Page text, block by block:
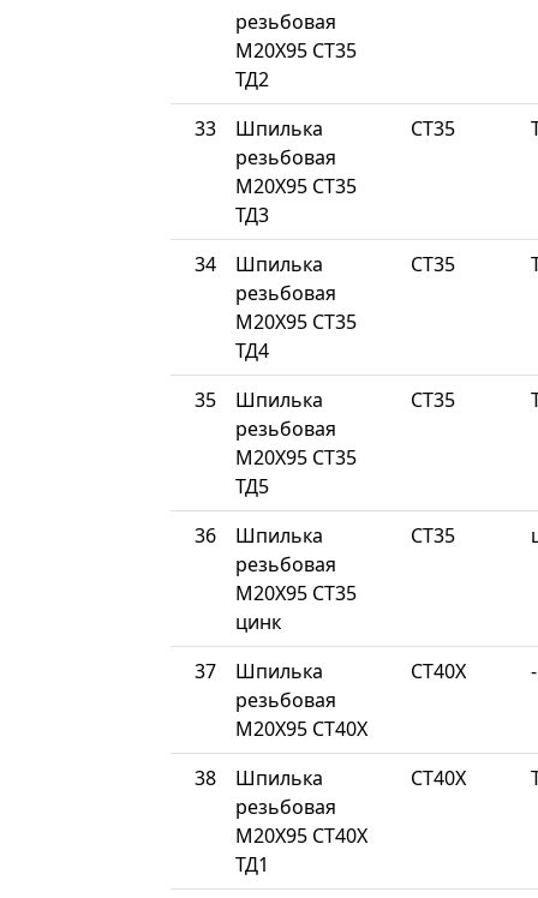
резьбовая
М20Х95 СТ35
ТД2
33
Шпилька
резьбовая
М20Х95 СТ35
ТД3
СТ35
34
Шпилька
резьбовая
М20Х95 СТ35
ТД4
СТ35
35
Шпилька
резьбовая
М20Х95 СТ35
ТД5
СТ35
36
Шпилька
резьбовая
М20Х95 СТ35
цинк
СТ35
37
Шпилька
резьбовая
М20Х95 СТ40Х
СТ40Х -
38
Шпилька
резьбовая
М20Х95 СТ40Х
ТД1
СТ40Х